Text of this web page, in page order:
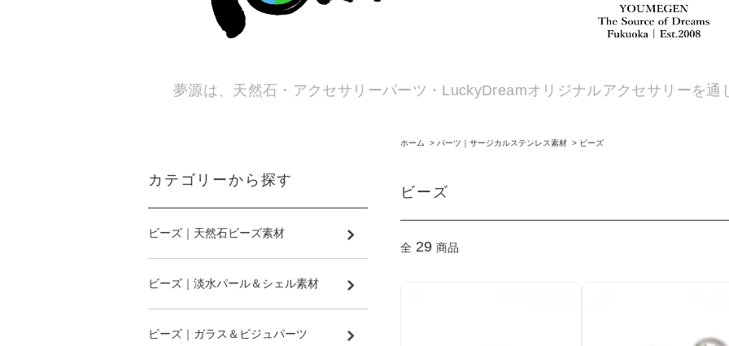
夢源は、天然石・アクセサリーパーツ・LuckyDreamオリジナルアクセサリーを通
ホーム > パーツ｜サージカルステンレス素材 > ビーズ
ビーズ
全 29 商品
カテゴリーから探す
ビーズ｜天然石ビーズ素材
ビーズ｜淡水パール＆シェル素材
ビーズ｜ガラス＆ビジュパーツ